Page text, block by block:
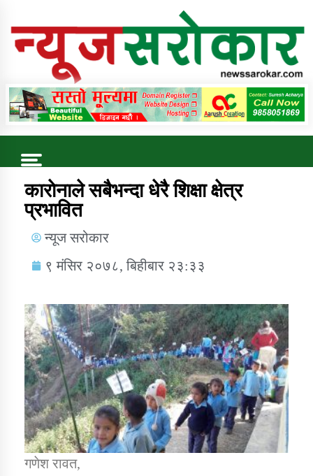
Online News Portal
Trending Now
कुषि बिकास कार्यालय जुम्ला सुचना सन्देश
डिभिजन कार्यालय जुम्लाको सुचना सन्देश
कर्णाली प्रविधि शिक्षालय जुम्लाको सुचना
काराेनाले सबैभन्दा धेरै शिक्षा क्षेत्र
प्रभावित
न्यूज सरोकार
९ मंसिर २०७८, बिहीबार २३:३३
गणेश रावत,